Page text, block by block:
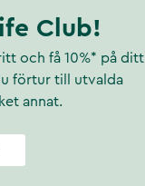
Club!
och få 10%* på ditt
förtur till utvalda
annat.